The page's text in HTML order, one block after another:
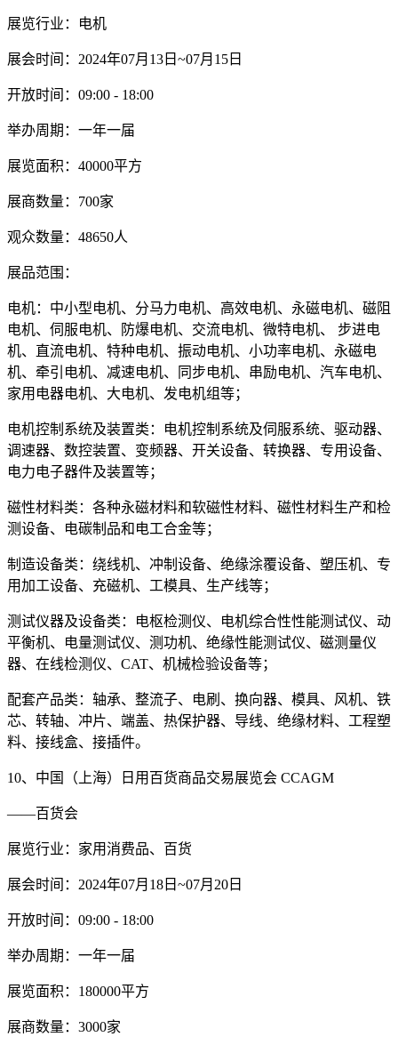
展览行业：电机
展会时间：2024年07月13日~07月15日
开放时间：09:00 - 18:00
举办周期：一年一届
展览面积：40000平方
展商数量：700家
观众数量：48650人
展品范围：
电机：中小型电机、分马力电机、高效电机、永磁电机、磁阻
电机、伺服电机、防爆电机、交流电机、微特电机、 步进电
机、直流电机、特种电机、振动电机、小功率电机、永磁电
机、牵引电机、减速电机、同步电机、串励电机、汽车电机、
家用电器电机、大电机、发电机组等；
电机控制系统及装置类：电机控制系统及伺服系统、驱动器、
调速器、数控装置、变频器、开关设备、转换器、专用设备、
电力电子器件及装置等；
磁性材料类：各种永磁材料和软磁性材料、磁性材料生产和检
测设备、电碳制品和电工合金等；
制造设备类：绕线机、冲制设备、绝缘涂覆设备、塑压机、专
用加工设备、充磁机、工模具、生产线等；
测试仪器及设备类：电枢检测仪、电机综合性性能测试仪、动
平衡机、电量测试仪、测功机、绝缘性能测试仪、磁测量仪
器、在线检测仪、CAT、机械检验设备等；
配套产品类：轴承、整流子、电刷、换向器、模具、风机、铁
芯、转轴、冲片、端盖、热保护器、导线、绝缘材料、工程塑
料、接线盒、接插件。
10、中国（上海）日用百货商品交易展览会 CCAGM
——百货会
展览行业：家用消费品、百货
展会时间：2024年07月18日~07月20日
开放时间：09:00 - 18:00
举办周期：一年一届
展览面积：180000平方
展商数量：3000家